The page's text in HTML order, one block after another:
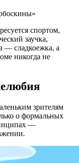
спортом,
заучка,
— сладкоежка, а
никогда не
зрителям
о формальных
—